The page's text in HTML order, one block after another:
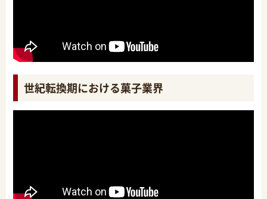
世紀転換期における菓子業界